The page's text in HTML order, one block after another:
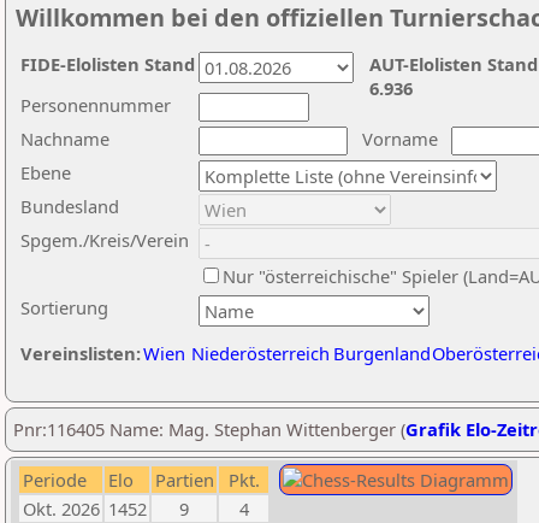
Willkommen bei den offiziellen
Nachname
Vorname
Ebene
Sortierung
Personennummer
Bundesland
Spgem./Kreis/Verein
Nur "österreichische" Spieler
Vereinslisten:Wien Niederösterreich Burgenland
AUT-Elolisten
6.936
FIDE-Elolisten Stand
Pnr:116405 Name: Mag. Stephan Wittenberger (Grafik Elo-
Periode Elo Partien
Pkt.
Okt. 2026 1452 9
4